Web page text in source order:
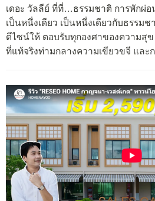
เดอะ วัลลีย์ ที่ที่…ธรรมชาติ การพักผ่
เป็นหนึ่งเดียว เป็นหนึ่งเดียวกับธรรม
ดีไซน์ให้ ตอบรับทุกองศาของความสุ
ที่แท้จริงท่ามกลางความเขียวขจี และ